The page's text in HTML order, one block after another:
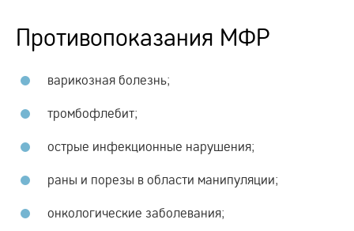
Противопоказания МФР
варикозная болезнь;
тромбофлебит;
острые инфекционные нарушения;
раны и порезы в области манипуляции;
онкологические заболевания;